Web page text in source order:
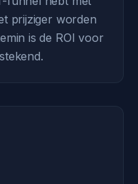
prijziger worden
is de ROI voor